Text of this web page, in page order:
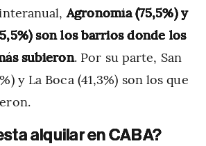
Agronomía (75,5%) y
son los barrios donde los
subieron. Por su parte, San
y La Boca (41,3%) son los que
alquilar en CABA?